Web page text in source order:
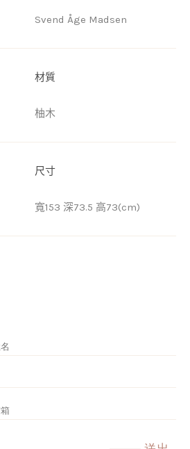
Svend Åge Madsen
材質
柚木
尺寸
寬153 深73.5 高73(cm)